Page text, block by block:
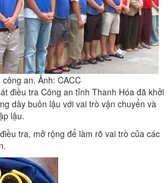
an. Ảnh: CACC
điều tra Công an tỉnh Thanh Hóa đã khởi
dây buôn lậu với vai trò vận chuyển và
lậu.
tra, mở rộng để làm rõ vai trò của các